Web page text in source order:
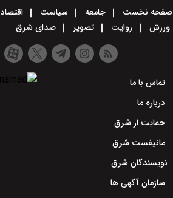
صفحه نخست جامعه سیاست اقتصاد
ورزش
روایت تصویر صدای شرق
تماس با ما
درباره ما
حمایت از شرق
مانیفست شرق
نویسندگان شرق
سازمان آگهی ها